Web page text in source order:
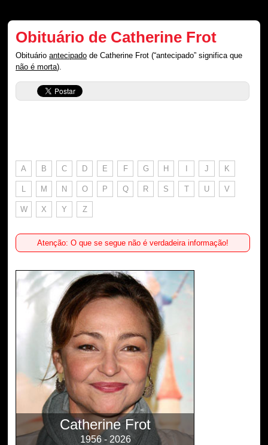
Obituário de Catherine Frot
Obituárioantecipado de Catherine Frot (“antecipado” significa que
não é morta).
A B C D E F G H I J K
L M N O P Q R S T U V
W X Y Z
Atenção: O que se segue não é verdadeira informação!
Catherine Frot
1956 - 2026